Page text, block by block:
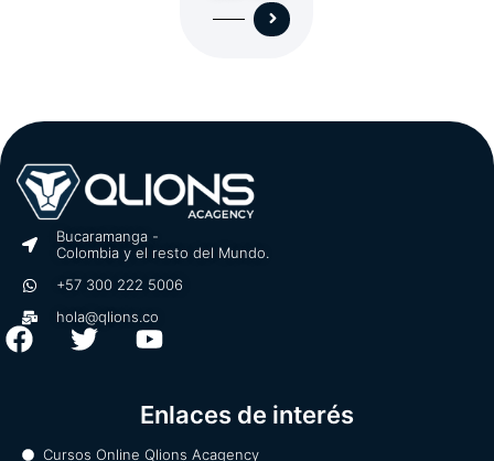
Bucaramanga -
Colombia y el resto del Mundo.
+57 300 222 5006
hola@qlions.co
F
b
T
t
Y
t
u
Enlaces de interés
Cursos Online Qlions Acagency